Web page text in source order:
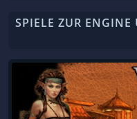
SPIELE ZUR